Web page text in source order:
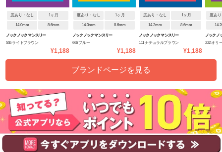
度あり・なし 1ヶ月
14.0mm 8.6mm
ノックノック マンスリー
555 ライトブラウン
¥1,188
度あり・なし 1ヶ月
14.0mm 8.6mm
ノックノック マンスリー
666 ブルー
¥1,188
度あり・なし 1ヶ月
14.2mm 8.6mm
ノックノック マンスリー
111 ナチュラルブラウン
¥1,188
度あ
ノックノ
222 オリ
ブランドページを見る